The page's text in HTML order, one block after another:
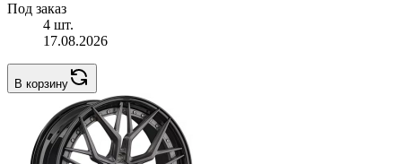
Под заказ
4 шт.
17.08.2026
В корзину